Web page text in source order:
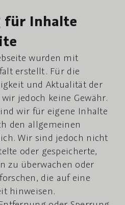
für Inhalte
wurden mit
erstellt. Für die
und Aktualität der
jedoch keine Gewähr.
wir für eigene Inhalte
den allgemeinen
Wir sind jedoch nicht
oder gespeicherte,
zu überwachen oder
die auf eine
hinweisen.